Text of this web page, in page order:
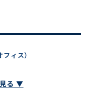
ィス）
る ▼